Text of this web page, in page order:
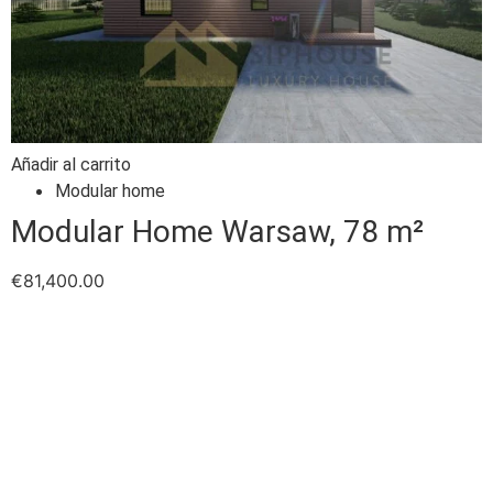
Añadir al carrito
Modular home
Modular Home Warsaw, 78 m²
€81,400.00